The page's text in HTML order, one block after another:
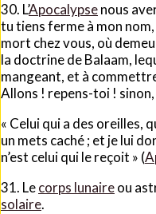
30. L’Apocalypsenous
tu tiens ferme à mon
mort chez vous, où
la doctrine de Balaam,
mangeant, et à
Allons ! repens-toi !
« Celui qui a des oreilles,
un mets caché ; et je lui
n’est celui qui le reçoit » (
31. Lecorps lunaireou
solaire.